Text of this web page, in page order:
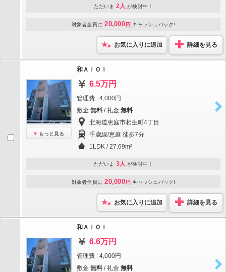
ただいま 2人 が検討中！
対象者全員に 20,000 円 キャッシュバック!
お気に入りに追加 詳細を見る
もっと見る
和ＡＩＯＩ
6.5万円
管理費 : 4,000円
敷金 無料 / 礼金 無料
北海道恵庭市相生町4丁目
千歳線/恵庭 徒歩7分
1LDK / 27.69m²
ただいま 3人 が検討中！
対象者全員に 20,000 円 キャッシュバック!
お気に入りに追加 詳細を見る
和ＡＩＯＩ
6.6万円
管理費 : 4,000円
敷金 無料 / 礼金 無料